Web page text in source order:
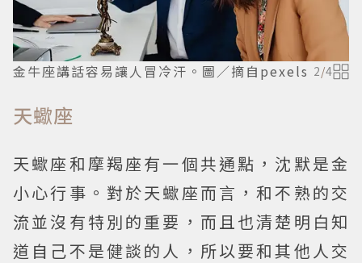
金牛座講話容易讓人冒冷汗。圖／摘自pexels 2/4
天蠍座
天蠍座和摩羯座有一個共通點，沈默是金
小心行事。對於天蠍座而言，和不熟的交
流並沒有特別的重要，而且也清楚明白知
道自己不是健談的人，所以要和其他人交